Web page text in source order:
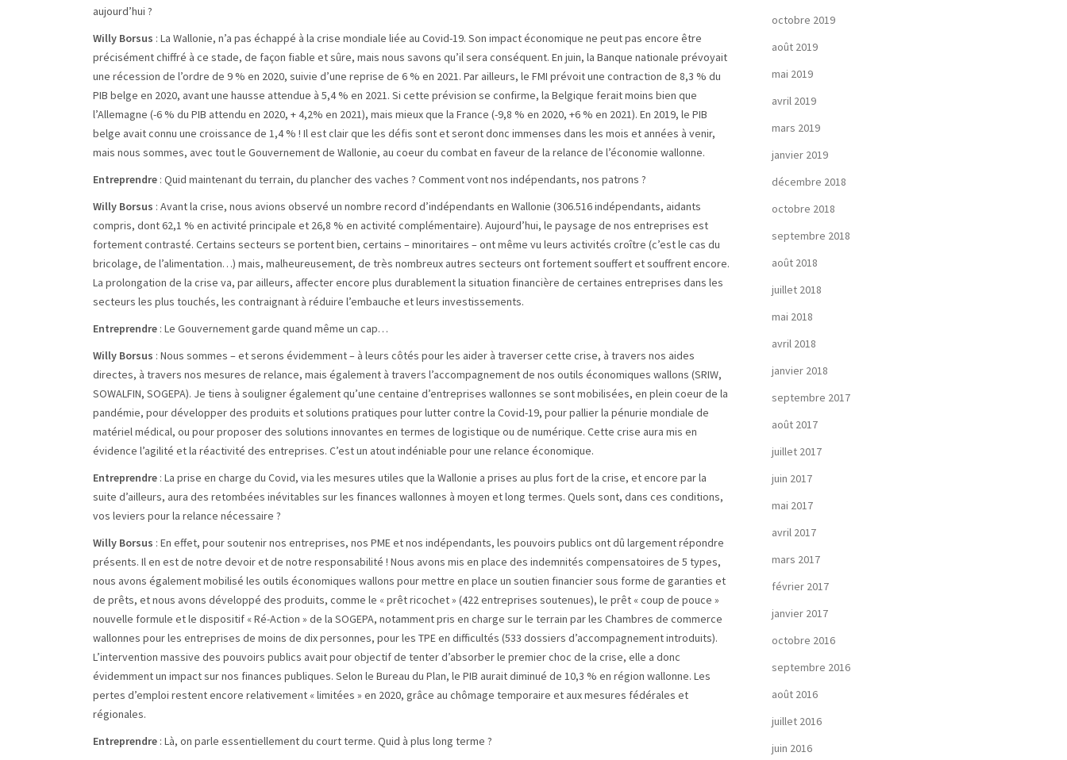
aujourd’hui ?
Willy Borsus : La Wallonie, n’a pas échappé à la crise mondiale liée au Covid-19. Son impact économique ne peut pas encore être
précisément chiffré à ce stade, de façon fiable et sûre, mais nous savons qu’il sera conséquent. En juin, la Banque nationale prévoyait
une récession de l’ordre de 9 % en 2020, suivie d’une reprise de 6 % en 2021. Par ailleurs, le FMI prévoit une contraction de 8,3 % du
PIB belge en 2020, avant une hausse attendue à 5,4 % en 2021. Si cette prévision se confirme, la Belgique ferait moins bien que
l’Allemagne (-6 % du PIB attendu en 2020, + 4,2% en 2021), mais mieux que la France (-9,8 % en 2020, +6 % en 2021). En 2019, le PIB
belge avait connu une croissance de 1,4 % ! Il est clair que les défis sont et seront donc immenses dans les mois et années à venir,
mais nous sommes, avec tout le Gouvernement de Wallonie, au coeur du combat en faveur de la relance de l’économie wallonne.
Entreprendre : Quid maintenant du terrain, du plancher des vaches ? Comment vont nos indépendants, nos patrons ?
Willy Borsus : Avant la crise, nous avions observé un nombre record d’indépendants en Wallonie (306.516 indépendants, aidants
compris, dont 62,1 % en activité principale et 26,8 % en activité complémentaire). Aujourd’hui, le paysage de nos entreprises est
fortement contrasté. Certains secteurs se portent bien, certains – minoritaires – ont même vu leurs activités croître (c’est le cas du
bricolage, de l’alimentation…) mais, malheureusement, de très nombreux autres secteurs ont fortement souffert et souffrent encore.
La prolongation de la crise va, par ailleurs, affecter encore plus durablement la situation financière de certaines entreprises dans les
secteurs les plus touchés, les contraignant à réduire l’embauche et leurs investissements.
Entreprendre : Le Gouvernement garde quand même un cap…
Willy Borsus : Nous sommes – et serons évidemment – à leurs côtés pour les aider à traverser cette crise, à travers nos aides
directes, à travers nos mesures de relance, mais également à travers l’accompagnement de nos outils économiques wallons (SRIW,
SOWALFIN, SOGEPA). Je tiens à souligner également qu’une centaine d’entreprises wallonnes se sont mobilisées, en plein coeur de la
pandémie, pour développer des produits et solutions pratiques pour lutter contre la Covid-19, pour pallier la pénurie mondiale de
matériel médical, ou pour proposer des solutions innovantes en termes de logistique ou de numérique. Cette crise aura mis en
évidence l’agilité et la réactivité des entreprises. C’est un atout indéniable pour une relance économique.
Entreprendre : La prise en charge du Covid, via les mesures utiles que la Wallonie a prises au plus fort de la crise, et encore par la
suite d’ailleurs, aura des retombées inévitables sur les finances wallonnes à moyen et long termes. Quels sont, dans ces conditions,
vos leviers pour la relance nécessaire ?
Willy Borsus : En effet, pour soutenir nos entreprises, nos PME et nos indépendants, les pouvoirs publics ont dû largement répondre
présents. Il en est de notre devoir et de notre responsabilité ! Nous avons mis en place des indemnités compensatoires de 5 types,
nous avons également mobilisé les outils économiques wallons pour mettre en place un soutien financier sous forme de garanties et
de prêts, et nous avons développé des produits, comme le « prêt ricochet » (422 entreprises soutenues), le prêt « coup de pouce »
nouvelle formule et le dispositif « Ré-Action » de la SOGEPA, notamment pris en charge sur le terrain par les Chambres de commerce
wallonnes pour les entreprises de moins de dix personnes, pour les TPE en difficultés (533 dossiers d’accompagnement introduits).
L’intervention massive des pouvoirs publics avait pour objectif de tenter d’absorber le premier choc de la crise, elle a donc
évidemment un impact sur nos finances publiques. Selon le Bureau du Plan, le PIB aurait diminué de 10,3 % en région wallonne. Les
pertes d’emploi restent encore relativement « limitées » en 2020, grâce au chômage temporaire et aux mesures fédérales et
régionales.
Entreprendre : Là, on parle essentiellement du court terme. Quid à plus long terme ?
octobre 2019
août 2019
mai 2019
avril 2019
mars 2019
janvier 2019
décembre 2018
octobre 2018
septembre 2018
août 2018
juillet 2018
mai 2018
avril 2018
janvier 2018
septembre 2017
août 2017
juillet 2017
juin 2017
mai 2017
avril 2017
mars 2017
février 2017
janvier 2017
octobre 2016
septembre 2016
août 2016
juillet 2016
juin 2016